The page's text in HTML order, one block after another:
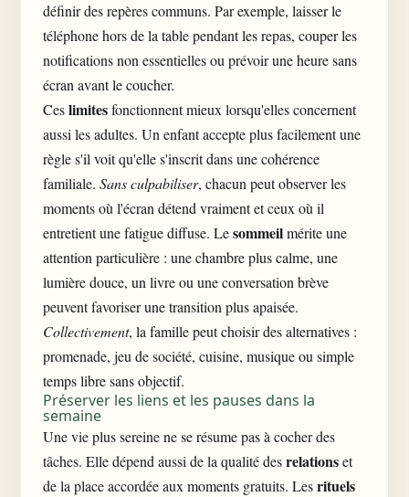
définir des repères communs. Par exemple, laisser le
téléphone hors de la table pendant les repas, couper les
notifications non essentielles ou prévoir une heure sans
écran avant le coucher.
Ceslimitesfonctionnent mieux lorsqu'elles concernent
aussi les adultes. Un enfant accepte plus facilement une
règle s'il voit qu'elle s'inscrit dans une cohérence
familiale. Sans culpabiliser, chacun peut observer les
moments où l'écran détend vraiment et ceux où il
entretient une fatigue diffuse. Lesommeilmérite une
attention particulière : une chambre plus calme, une
lumière douce, un livre ou une conversation brève
peuvent favoriser une transition plus apaisée.
Collectivement, la famille peut choisir des alternatives :
promenade, jeu de société, cuisine, musique ou simple
temps libresans objectif.
Préserver les liens et les pauses dans la
semaine
Une vie plus sereine ne se résume pas à cocher des
tâches. Elle dépend aussi de la qualité desrelationset
de la place accordée aux moments gratuits. Lesrituels